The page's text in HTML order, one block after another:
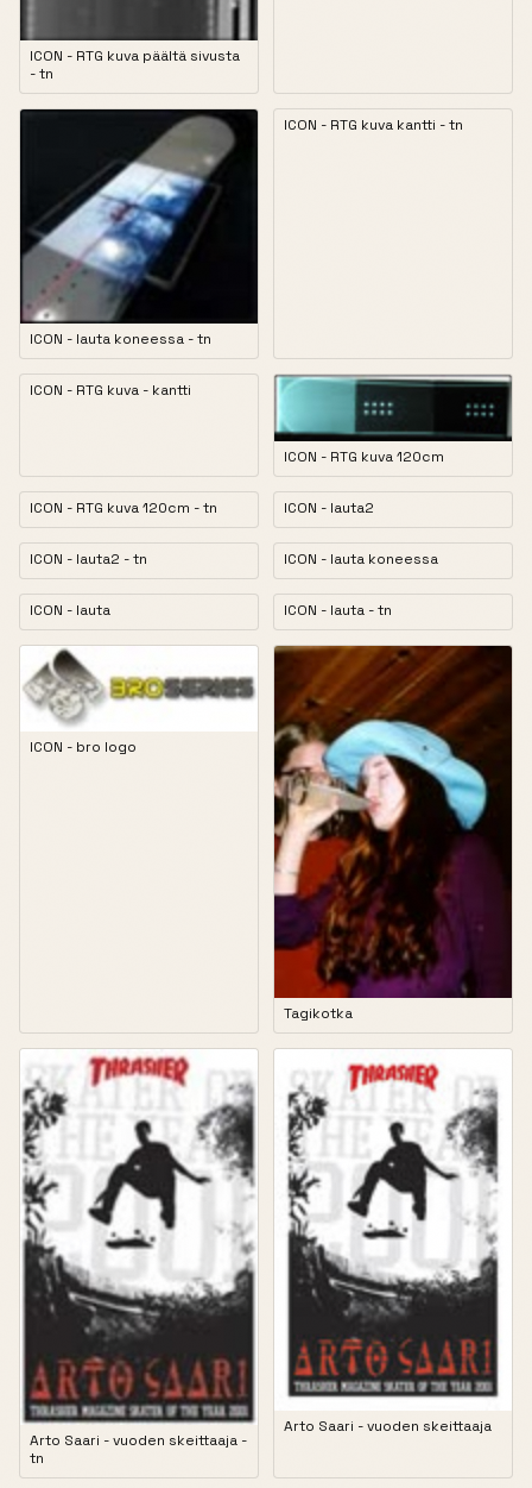
ICON - RTG kuva päältä sivusta
- tn
ICON - lauta koneessa - tn
ICON - RTG kuva kantti - tn
ICON - RTG kuva - kantti
ICON - RTG kuva 120cm
ICON - RTG kuva 120cm - tn ICON - lauta2
ICON - lauta2 - tn ICON - lauta koneessa
ICON - lauta ICON - lauta - tn
ICON - bro logo
Tagikotka
Arto Saari - vuoden skeittaaja -
tn
Arto Saari - vuoden skeittaaja